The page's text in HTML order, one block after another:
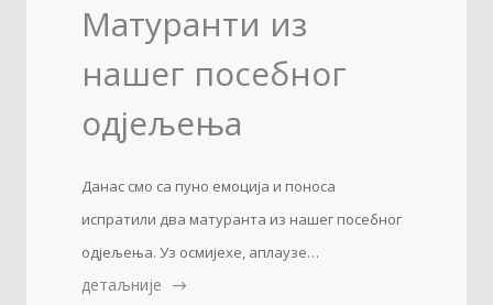
Матуранти из
нашег посебног
одјељења
Данас смо са пуно емоција и поноса
испратили два матуранта из нашег посебног
одјељења. Уз осмијехе, аплаузе…
детаљније